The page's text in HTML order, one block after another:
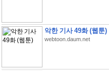
악한 기사 49화 (웹툰)
webtoon.daum.net